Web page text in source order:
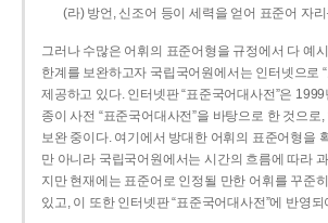
(라) 방언, 신조어 등이 세력을 얻어 표준어 자
그러나 수많은 어휘의 표준어형을 규정에서 다 예
한계를 보완하고자 국립국어원에서는 인터넷으로
제공하고 있다. 인터넷판 “표준국어대사전”은
종이 사전 “표준국어대사전”을 바탕으로 한 것으로,
보완 중이다. 여기에서 방대한 어휘의 표준어형을
만 아니라 국립국어원에서는 시간의 흐름에 따라
지만 현재에는 표준어로 인정될 만한 어휘를 꾸준
있고, 이 또한 인터넷판 “표준국어대사전”에 반영되